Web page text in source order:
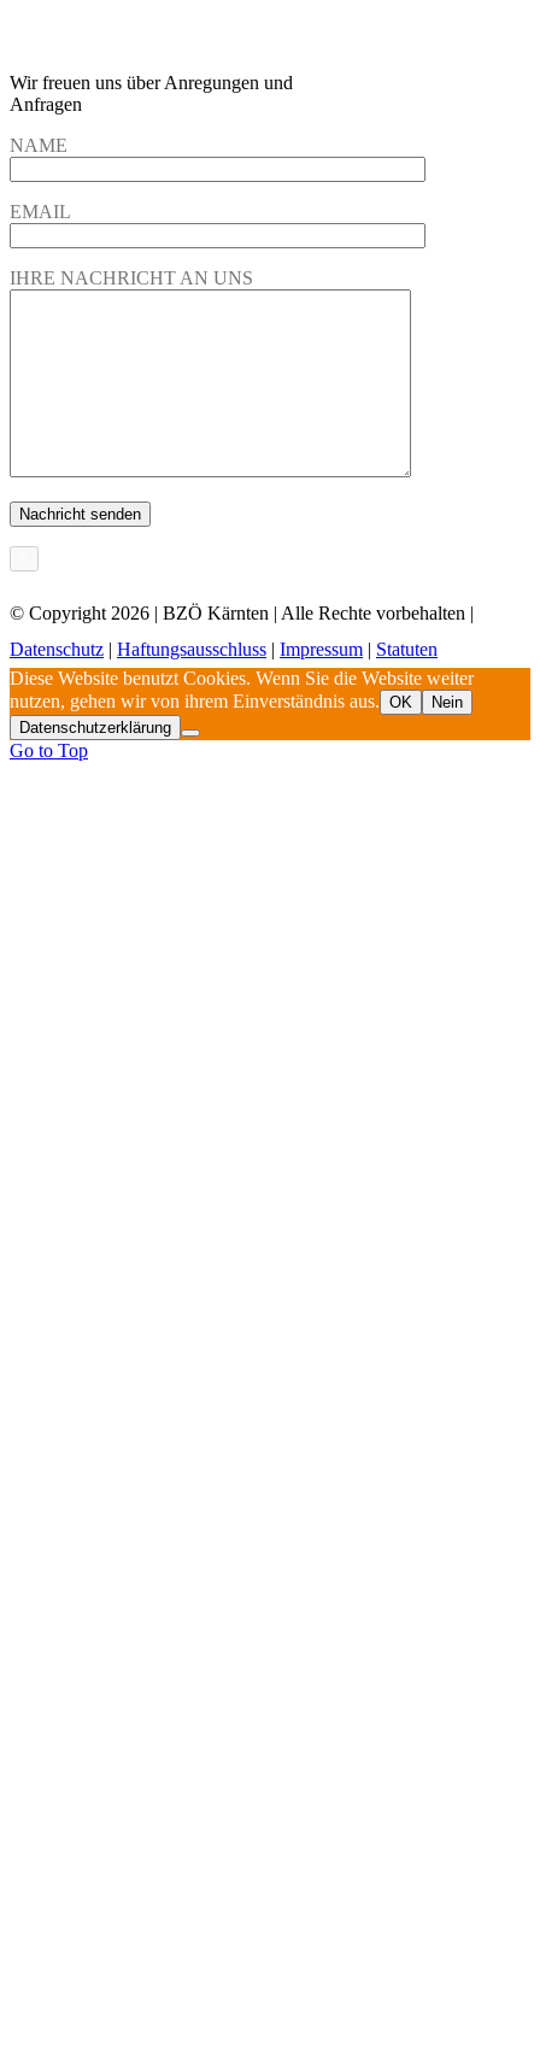
Wir freuen uns über Anregungen und
Anfragen
NAME
EMAIL
IHRE NACHRICHT AN UNS
© Copyright 2026 | BZÖ Kärnten | Alle Rechte vorbehalten |
Datenschutz | Haftungsausschluss | Impressum | Statuten
Diese Website benutzt Cookies. Wenn Sie die Website weiter
nutzen, gehen wir von ihrem Einverständnis aus. OK
Nein
Datenschutzerklärung
Go to Top